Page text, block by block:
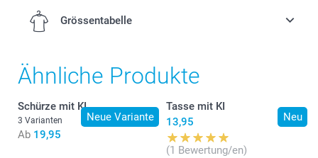
Grössentabelle
70 cm
49,5 cm
Ähnliche Produkte
Neue Variante
Schürze mit KI
3 Varianten
Ab 19,95
Neu
Tasse mit KI
13,95
(1 Bewertung/en)